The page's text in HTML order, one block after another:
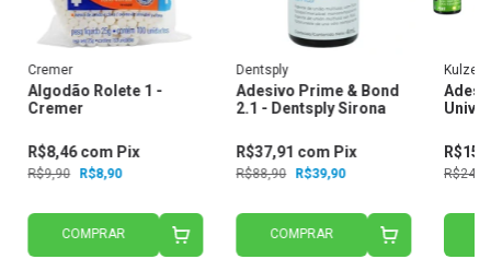
Cremer
Algodão Rolete 1 -
Cremer
R$9,90 R$8,90
R$8,46com Pix
COMPRAR
Dentsply
Adesivo Prime & Bond
2.1 - Dentsply Sirona
R$88,90 R$39,90
R$37,91 com Pix
COMPRAR
Kulzer